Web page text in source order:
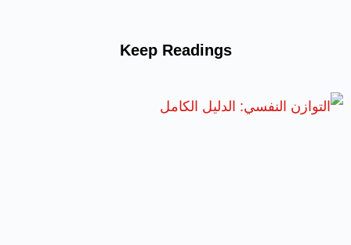
Keep Readings